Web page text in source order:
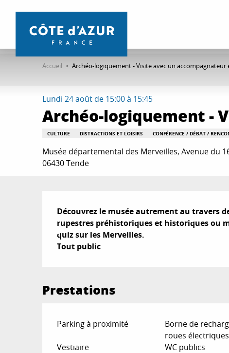
contenu
Accueil Archéo-logiquement - Visite avec un accompagnateur
Lundi 24 août de 15:00 à 15:45
Archéo-logiquement -
CULTURE DISTRACTIONS ET LOISIRS CONFÉRENCE / DÉBAT /
Musée départemental des Merveilles, Avenue du
06430 Tende
Description
Découvrez le musée autrement au travers
rupestres préhistoriques et historiques ou
quiz sur les Merveilles.
Tout public
Prestations
Parking à proximité
Borne de
roues électriques
Vestiaire WC publics